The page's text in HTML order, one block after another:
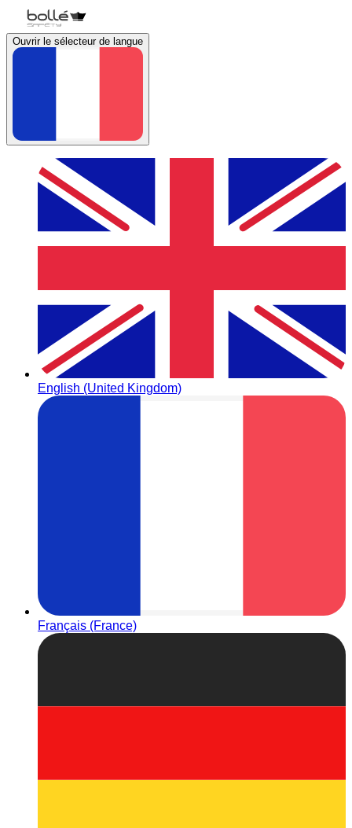
Ouvrir le sélecteur de langue
English (United Kingdom)
Français (France)